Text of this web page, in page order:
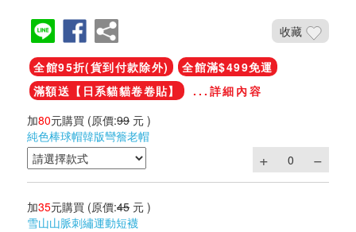
收藏
全館95折(貨到付款除外)
全館滿$499免運
滿額送【日系貓貓卷卷貼】
...詳細內容
加80元購買 (原價:99 元 )
純色棒球帽韓版彎簷老帽
加35元購買 (原價:45 元 )
雪山山脈刺繡運動短襪